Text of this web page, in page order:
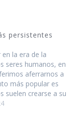
persistentes
la era de la
seres humanos, en
aferrarnos a
más popular es
suelen crearse a su
los mitos más
el 420 están, por